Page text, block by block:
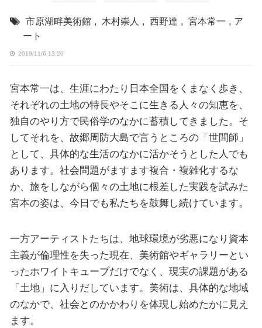
市原湖畔美術館 , 木村崇人 , 西野達 , 宮本常一 , ア
ート
2019/11/6 13:20
宮本常一は、生涯にわたり日本全国をくまなく歩き、
それぞれの土地の特長やそこに生きる人々の知恵を、
独自のやり方で民俗学のなかに蓄積してきました。そ
してそれを、故郷周防大島で言うところの「世間師」
として、具体的な生活のなかに活かそうとした人でも
あります。社会問題がますます複合・複雑化するな
か、旅をしながら個々の土地に根差した実践を試みた
宮本の姿は、今日でも私たちを鼓舞し続けています。
一方アーティストたちは、地球環境が劣悪になり資本
主義が倫理性を失った現在、美術館やギャラリーとい
ったホワイトキューブだけでなく、現実の課題がある
「土地」に入りだしています。美術は、具体的な地域
のなかで、社会とのかかわりを体現し始めたかに見え
ます。